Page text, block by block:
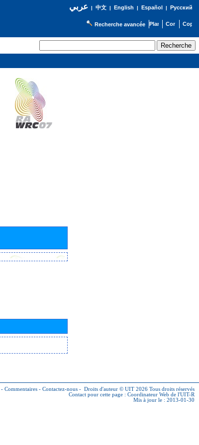
عربي| 中文| English | Español | Русский
Recherche avancée
- Commentaires - Contactez-nous - Droits d'auteur © UIT 2026 Tous droits réservés
Contact pour cette page : Coordinateur Web de l'UIT-R
Mis à jour le : 2013-01-30